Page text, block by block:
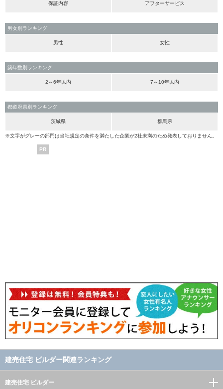
保証内容 アフターサービス
男女別ランキング
男性 女性
築年数別ランキング
2～6年以内 7～10年以内
都道府県別ランキング
茨城県 群馬県
※文字がグレーの部門は当社規定の条件を満たした企業が2社未満のため発表しておりません。
PR
建売住宅 ビルダー関連ランキング
建売住宅 ビルダー